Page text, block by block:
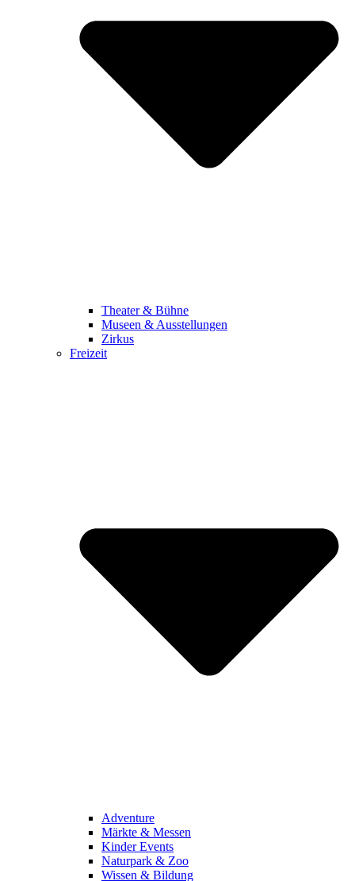
Theater & Bühne
Museen & Ausstellungen
Zirkus
Freizeit
Adventure
Märkte & Messen
Kinder Events
Naturpark & Zoo
Wissen & Bildung